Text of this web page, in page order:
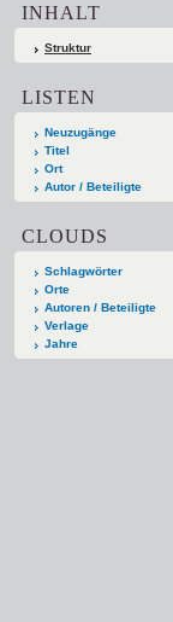
INHALT
Struktur
LISTEN
Neuzugänge
Titel
Ort
Autor / Beteiligte
CLOUDS
Schlagwörter
Orte
Autoren / Beteiligte
Verlage
Jahre